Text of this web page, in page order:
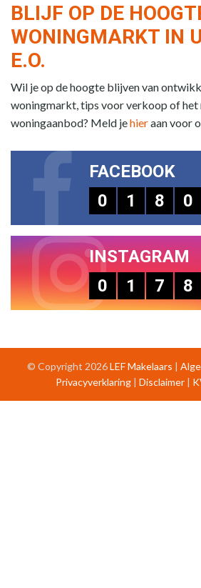
BLIJF OP DE
WONINGMARKT IN
E.O.
Wil je op de hoogte blijven van
woningmarkt, tips voor verkoop of het
woningaanbod? Meld jehieraan voor
FACEBOOK
0
1 8 0
INSTAGRAM
0
1 7 8
© Copyright 2026LEF Makelaars |
Privacyverklaring| Disclaimer|